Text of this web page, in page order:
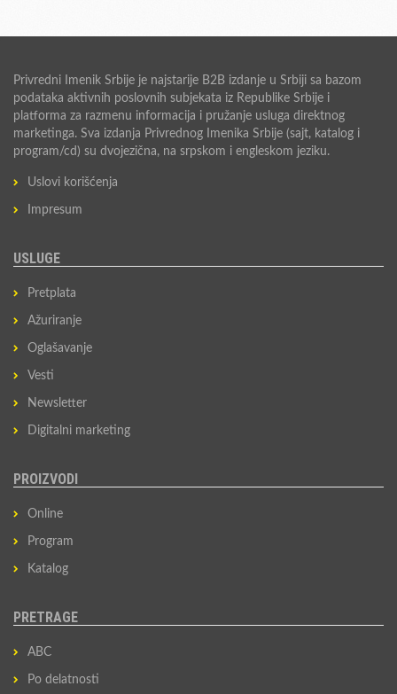
Privredni Imenik Srbije je najstarije B2B izdanje u Srbiji sa bazom
podataka aktivnih poslovnih subjekata iz Republike Srbije i
platforma za razmenu informacija i pružanje usluga direktnog
marketinga. Sva izdanja Privrednog Imenika Srbije (sajt, katalog i
program/cd) su dvojezična, na srpskom i engleskom jeziku.
Uslovi korišćenja
Impresum
USLUGE
Pretplata
Ažuriranje
Oglašavanje
Vesti
Newsletter
Digitalni marketing
PROIZVODI
Online
Program
Katalog
PRETRAGE
ABC
Po delatnosti